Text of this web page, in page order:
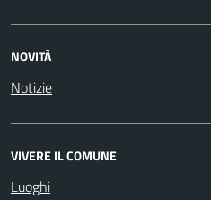
NOVITÀ
Notizie
VIVERE IL COMUNE
Luoghi